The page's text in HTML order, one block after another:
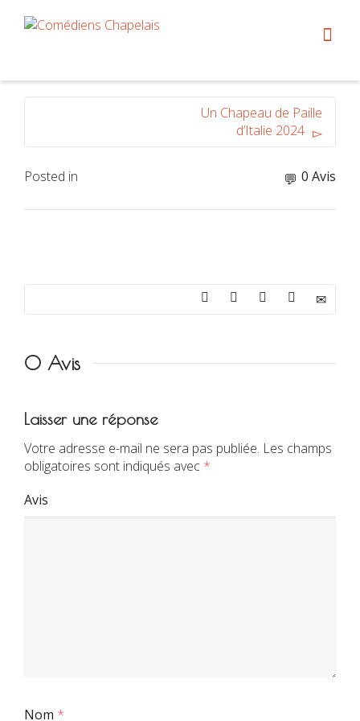
Un Chapeau de Paille
d’Italie 2024
Posted in 0 Avis
0 Avis
Laisser une réponse
Votre adresse e-mail ne sera pas publiée. Les champs
obligatoires sont indiqués avec *
Avis
Nom *